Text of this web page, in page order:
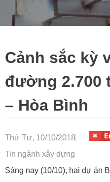
Cảnh sắc kỳ
đường 2.700
– Hòa Bình
Thứ Tư, 10/10/2018
Tin ngành xây dựng
Sáng nay (10/10), hai dự án